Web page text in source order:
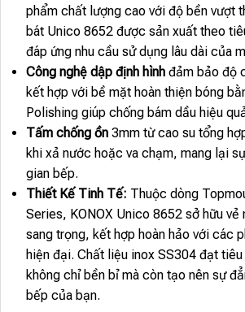
phẩm chất lượng cao với độ bền vượt
bát Unico 8652 được sản xuất theo
đáp ứng nhu cầu sử dụng lâu dài của
Công nghệ dập định hìnhđảm bảo độ
kết hợp với bề mặt hoàn thiện bóng
Polishing giúp chống bám dầu hiệu
Tấm chống ồn3mm từ cao su tổng
khi xả nước hoặc va chạm, mang lại
gian bếp.
Thiết Kế Tinh Tế: Thuộc dòng
Series, KONOX Unico 8652 sở hữu vẻ
sang trọng, kết hợp hoàn hảo với các
hiện đại. Chất liệu inox SS304 đạt tiêu
không chỉ bền bỉ mà còn tạo nên sự
bếp của bạn.